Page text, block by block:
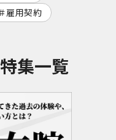
雇用契約
集一覧